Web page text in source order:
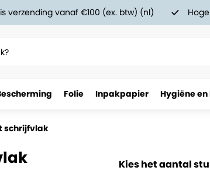
verzending vanaf €100 (ex. btw) (nl)
Folie Inpakpapier Hygiëne
schrijfvlak
Kies het aantal